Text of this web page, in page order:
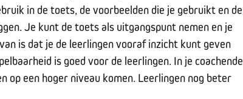
in de toets, de voorbeelden die je gebruikt en de
Je kunt de toets als uitgangspunt nemen en je
is dat je de leerlingen vooraf inzicht kunt geven
is goed voor de leerlingen. In je coachende
op een hoger niveau komen. Leerlingen nog beter